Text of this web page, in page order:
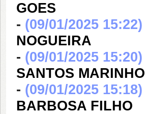
GOES
- (09/01/2025 15:22)
NOGUEIRA
- (09/01/2025 15:20)
SANTOS MARINHO
- (09/01/2025 15:18)
BARBOSA FILHO